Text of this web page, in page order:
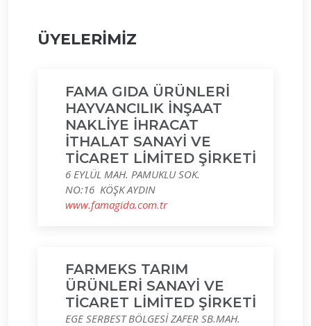
ÜYELERİMİZ
FAMA GIDA ÜRÜNLERİ
HAYVANCILIK İNŞAAT
NAKLİYE İHRACAT
İTHALAT SANAYİ VE
TİCARET LİMİTED ŞİRKETİ
6 EYLÜL MAH. PAMUKLU SOK.
NO:16 KÖŞK AYDIN
www.famagida.com.tr
FARMEKS TARIM
ÜRÜNLERİ SANAYİ VE
TİCARET LİMİTED ŞİRKETİ
EGE SERBEST BÖLGESİ ZAFER SB.MAH.